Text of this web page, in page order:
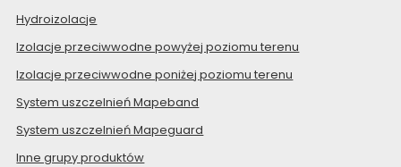
Hydroizolacje
Izolacje przeciwwodne powyżej poziomu terenu
Izolacje przeciwwodne poniżej poziomu terenu
System uszczelnień Mapeband
System uszczelnień Mapeguard
Inne grupy produktów